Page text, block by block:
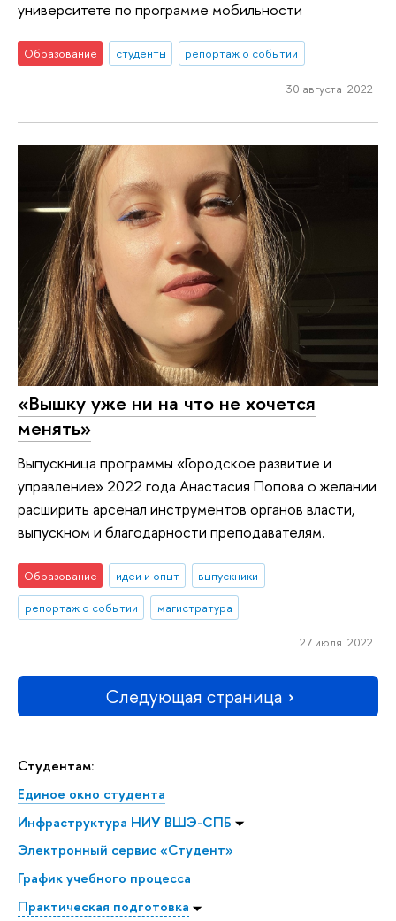
Студентам:
Единое окно студента
Инфраструктура НИУ ВШЭ-СПБ
Электронный сервис «Студент»
График учебного процесса
Практическая подготовка
университете по программе мобильности
Образование студенты репортаж о событии
30 августа 2022
«Вышку уже ни на что не хочется
менять»
Выпускница программы «Городское развитие и
управление» 2022 года Анастасия Попова о желании
расширить арсенал инструментов органов власти,
выпускном и благодарности преподавателям.
Образование идеи и опыт
выпускники
репортаж о событии
магистратура
27 июля 2022
Следующая страница